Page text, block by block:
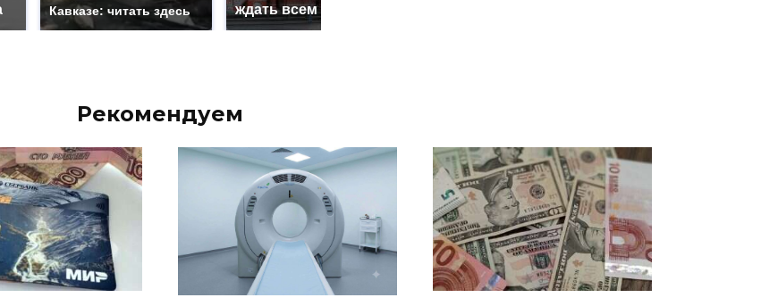
Кавказе: читать здесь
ждать всем нам?
Рекомендуем